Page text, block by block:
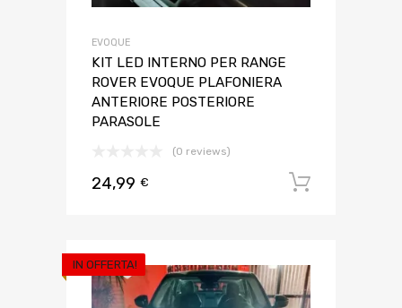
EVOQUE
KIT LED INTERNO PER RANGE
ROVER EVOQUE PLAFONIERA
ANTERIORE POSTERIORE
PARASOLE
(0 reviews)
24,99 €
IN OFFERTA!